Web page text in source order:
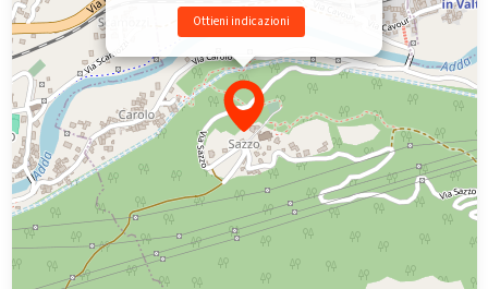
Ottieni indicazioni